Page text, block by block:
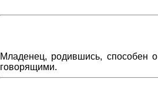
Младенец, родившись, способен
говорящими.